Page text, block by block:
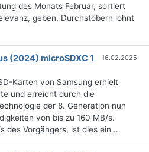
des Monats Februar, sortiert
geben. Durchstöbern lohnt
(2024) microSDXC 1
16.02.2025
Karten von Samsung erhielt
und erreicht durch die
der 8. Generation nun
von bis zu 160 MB/s.
des Vorgängers, ist dies ein ...